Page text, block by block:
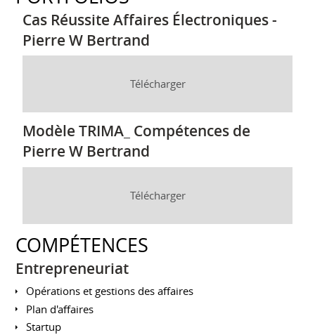
Cas Réussite Affaires Électroniques -
Pierre W Bertrand
Télécharger
Modèle TRIMA_ Compétences de
Pierre W Bertrand
Télécharger
COMPÉTENCES
Entrepreneuriat
Opérations et gestions des affaires
Plan d'affaires
Startup